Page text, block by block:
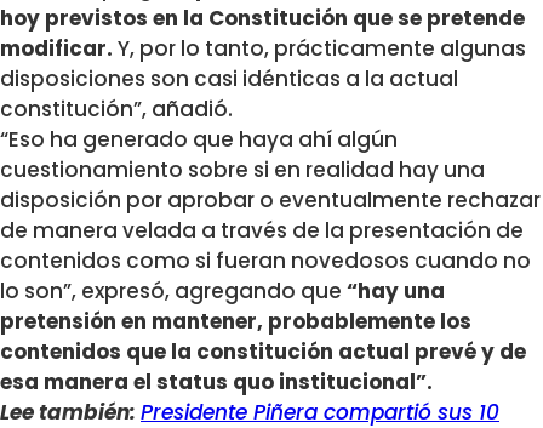
hoy previstos en la Constitución que se pretende
modificar. Y, por lo tanto, prácticamente algunas
disposiciones son casi idénticas a la actual
constitución”, añadió.
“Eso ha generado que haya ahí algún
cuestionamiento sobre si en realidad hay una
disposición por aprobar o eventualmente rechazar
de manera velada a través de la presentación de
contenidos como si fueran novedosos cuando no
lo son”, expresó, agregando que “hay una
pretensión en mantener, probablemente los
contenidos que la constitución actual prevé y de
esa manera el status quo institucional”.
Lee también: Presidente Piñera compartió sus 10